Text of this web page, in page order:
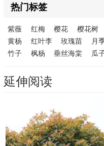
热门标签
紫薇 红梅 樱花 樱花树
黄杨
红叶李 玫瑰苗 月
竹子
枫杨 垂丝海棠 瓜
延伸阅读